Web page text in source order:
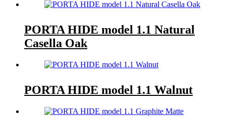
PORTA HIDE model 1.1 Natural
Casella Oak
PORTA HIDE model 1.1 Walnut